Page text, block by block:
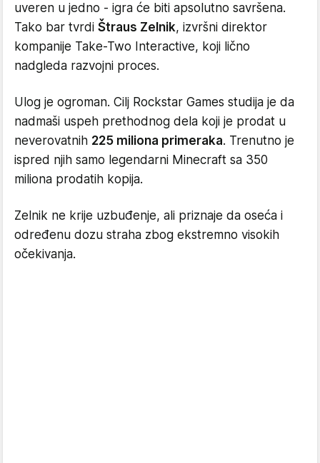
uveren u jedno - igra će biti apsolutno savršena.
Tako bar tvrdi Štraus Zelnik, izvršni direktor
kompanije Take-Two Interactive, koji lično
nadgleda razvojni proces.
Ulog je ogroman. Cilj Rockstar Games studija je da
nadmaši uspeh prethodnog dela koji je prodat u
neverovatnih 225 miliona primeraka. Trenutno je
ispred njih samo legendarni Minecraft sa 350
miliona prodatih kopija.
Zelnik ne krije uzbuđenje, ali priznaje da oseća i
određenu dozu straha zbog ekstremno visokih
očekivanja.